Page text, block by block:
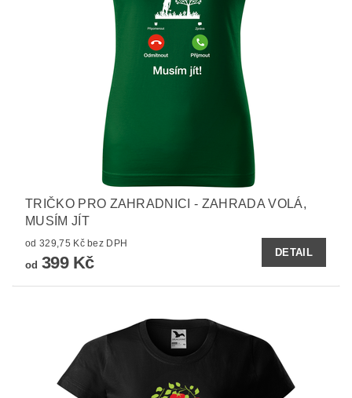
TRIČKO PRO ZAHRADNICI - ZAHRADA VOLÁ,
MUSÍM JÍT
od 329,75 Kč bez DPH
od 399 Kč
DETAIL